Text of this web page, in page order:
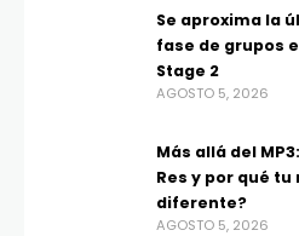
Se aproxima la
fase de grupos
Stage 2
AGOSTO 5, 2026
Más allá del
Res y por qué
diferente?
AGOSTO 5, 2026